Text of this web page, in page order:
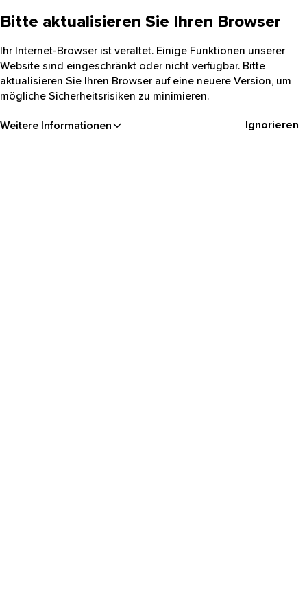
Bitte aktualisieren Sie Ihren Browser
Ihr Internet-Browser ist veraltet. Einige Funktionen unserer
Website sind eingeschränkt oder nicht verfügbar. Bitte
aktualisieren Sie Ihren Browser auf eine neuere Version, um
mögliche Sicherheitsrisiken zu minimieren.
Weitere Informationen Ignorieren